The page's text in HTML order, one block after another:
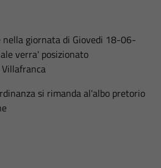
giornata di Giovedi 18-06-
verra' posizionato
si rimanda al'albo pretorio